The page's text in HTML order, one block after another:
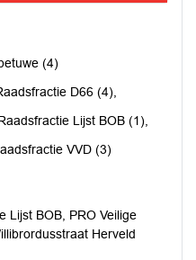
(4)
D66 (4),
Lijst BOB (1),
VVD (3)
Lijst BOB, PRO Veilige
Herveld